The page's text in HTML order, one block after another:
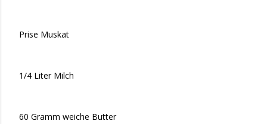
Prise Muskat
1/4 Liter Milch
60 Gramm weiche Butter